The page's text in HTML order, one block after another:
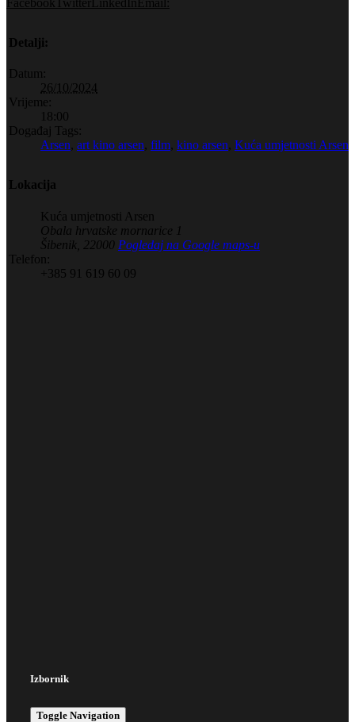
Facebook Twitter LinkedIn Email:
Detalji:
Datum:
26/10/2024
Vrijeme:
18:00
Događaj Tags:
Arsen, art kino arsen, film, kino arsen, Kuća umjetnosti Arsen
Lokacija
Kuća umjetnosti Arsen
Obala hrvatske mornarice 1
Šibenik
22000 Pogledaj na Google maps-u
Telefon:
+385 91 619 60 09
Izbornik
Toggle Navigation